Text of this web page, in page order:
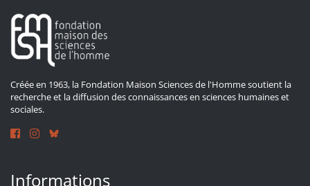
Créée en 1963, la Fondation Maison Sciences de l'Homme soutient la
recherche et la diffusion des connaissances en sciences humaines et
sociales.
Informations